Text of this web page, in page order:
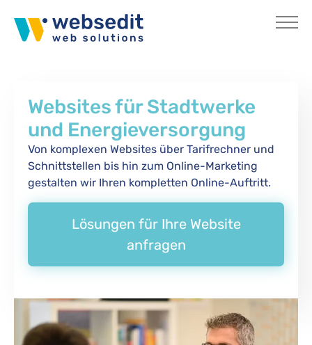
Websites für Stadtwerke
und Energieversorgung
Von komplexen Websites über Tarifrechner und
Schnittstellen bis hin zum Online-Marketing
gestalten wir Ihren kompletten Online-Auftritt.
Lösungen für Ihre Website
anfragen